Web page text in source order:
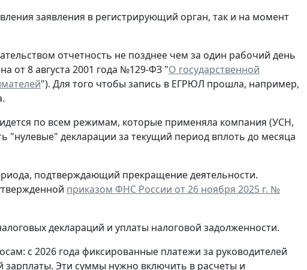
заявления в регистрирующий орган, так и на момент
отчетность не позднее чем за один рабочий день
от 8 августа 2001 года №129-ФЗ "О государственной
"). Для того чтобы запись в ЕГРЮЛ прошла, например,
по всем режимам, которые применяла компания (УСН,
декларации за текущий период вплоть до месяца
подтверждающий прекращение деятельности.
приказом ФНС России от 26 ноября 2025 г. №
деклараций и уплаты налоговой задолженности.
с 2026 года фиксированные платежи за руководителей
Эти суммы нужно включить в расчеты и